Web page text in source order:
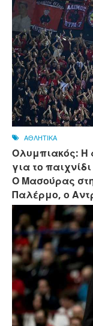
ΑΘΛΗΤΙΚΑ
Ολυμπιακός: Η
για το
Ο Μασούρας
Παλέρμο, ο